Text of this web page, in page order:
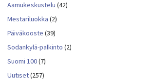
Aamukeskustelu (42)
Mestariluokka (2)
Päiväkooste (39)
Sodankylä-palkinto (2)
Suomi 100(7)
Uutiset(257)